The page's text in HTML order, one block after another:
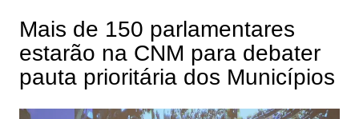
Mais de 150 parlamentares
estarão na CNM para debater
pauta prioritária dos Municípios